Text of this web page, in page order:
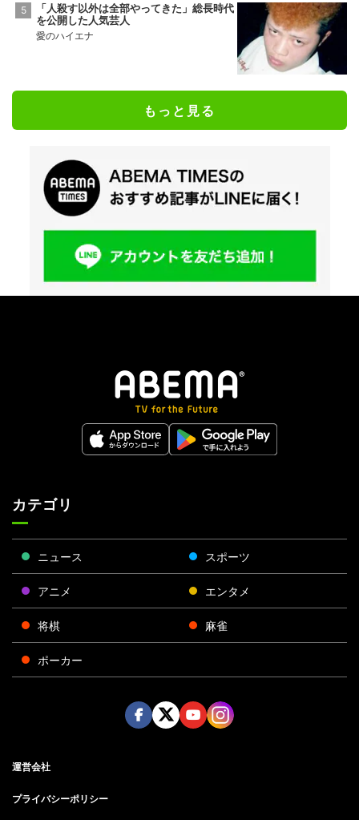
「人殺す以外は全部やってきた」総長時代
を公開した人気芸人
愛のハイエナ
もっと見る
カテゴリ
ニュース スポーツ
アニメ エンタメ
将棋 麻雀
ポーカー
運営会社
プライバシーポリシー